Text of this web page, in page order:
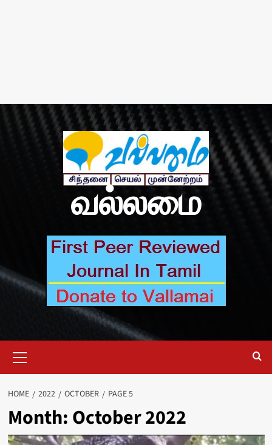
வல்லமை
Menu
HOME 2022 OCTOBER PAGE 5
Month:October 2022